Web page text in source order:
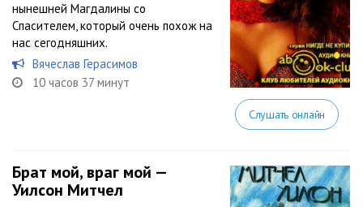
нынешней Магдалины со
Спасителем, который очень похож на
нас сегодняшних.
Вячеслав Герасимов
10 часов 37 минут
Слушать онлайн
Брат мой, враг мой —
Уилсон Митчел